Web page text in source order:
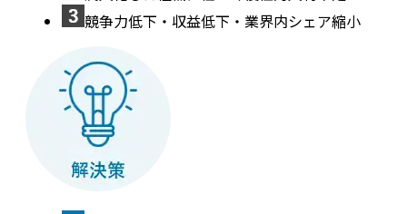
競争力低下・収益低下・業界内シェア縮小